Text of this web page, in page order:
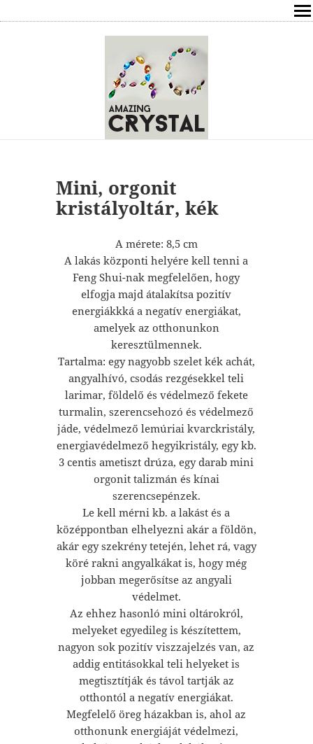
ÍRÁSOK
ÁSVÁNYOK HATÁSAI
ELÉRHETŐSÉG
ONLINE GYÓGYÍTÁS,TANÁCSADÁS
FREE
VÁSÁRLÁS / KOSÁR
Mini, orgonit
kristályoltár, kék
A mérete: 8,5 cm
A lakás központi helyére kell tenni a
Feng Shui-nak megfelelően, hogy
elfogja majd átalakítsa pozitív
energiákkká a negatív energiákat,
amelyek az otthonunkon
keresztülmennek.
Tartalma: egy nagyobb szelet kék achát,
angyalhívó, csodás rezgésekkel teli
larimar, földelő és védelmező fekete
turmalin, szerencsehozó és védelmező
jáde, védelmező lemúriai kvarckristály,
energiavédelmező hegyikristály, egy kb.
3 centis ametiszt drúza, egy darab mini
orgonit talizmán és kínai
szerencsepénzek.
Le kell mérni kb. a lakást és a
középpontban elhelyezni akár a földön,
akár egy szekrény tetején, lehet rá, vagy
köré rakni angyalkákat is, hogy még
jobban megerősítse az angyali
védelmet.
Az ehhez hasonló mini oltárokról,
melyeket egyedileg is készítettem,
nagyon sok pozitív viszzajelzés van, az
addig entitásokkal teli helyeket is
megtisztítják és távol tartják az
otthontól a negatív energiákat.
Megfelelő öreg házakban is, ahol az
otthonunk energiáját védelmezi,